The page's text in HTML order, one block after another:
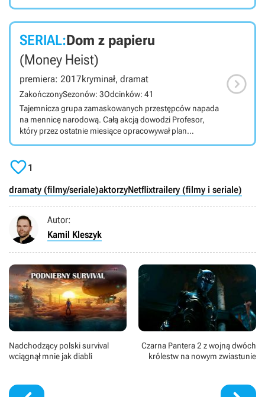
SERIAL:Dom z papieru
(Money Heist)
premiera: 2017kryminał, dramat
ZakończonySezonów: 3Odcinków: 41
Tajemnicza grupa zamaskowanych przestępców napada
na mennicę narodową. Całą akcją dowodzi Profesor,
który przez ostatnie miesiące opracowywał plan
powinno.

1
dramaty (filmy/seriale)aktorzyNetflixtrailery (filmy i seriale)
Autor:
Kamil Kleszyk
Nadchodzący polski survival
wciągnął mnie jak diabli
Czarna Pantera 2 z wojną dwóch
królestw na nowym zwiastunie